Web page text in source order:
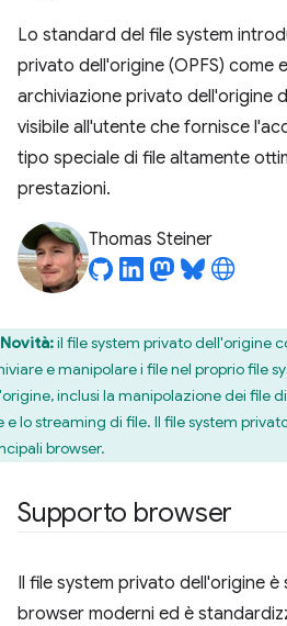
Lo standard del file system
privato dell'origine (OPFS) come
archiviazione privato dell'origine
visibile all'utente che fornisce
tipo speciale di file altamente
prestazioni.
Thomas Steiner
Novità:il file system privato dell'origine
e manipolare i file nel proprio file
inclusi la manipolazione dei file
e lo streaming di file. Il file system
browser.
Supporto browser
Il file system privato dell'origine
browser moderni ed è